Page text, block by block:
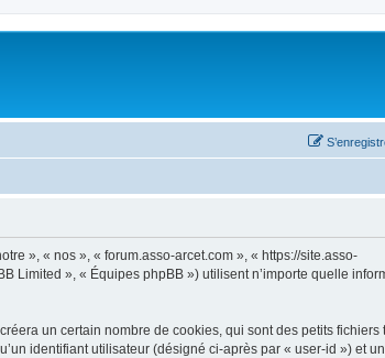
», « nos », « forum.asso-arcet.com », « https://site.asso-
Limited », « Équipes phpBB ») utilisent n’importe quelle
un certain nombre de cookies, qui sont des petits fichiers
identifiant utilisateur (désigné ci-après par « user-id ») et